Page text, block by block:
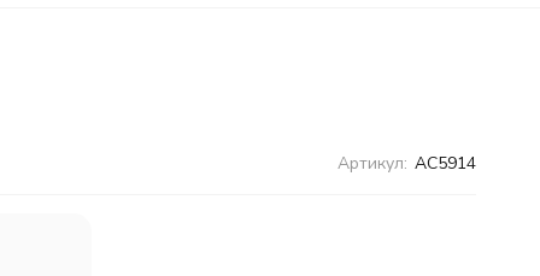
Артикул: AC5914